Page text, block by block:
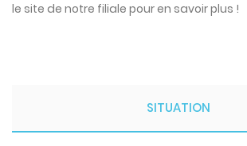
le site de notre filiale pour en savoir plus !
SITUATION